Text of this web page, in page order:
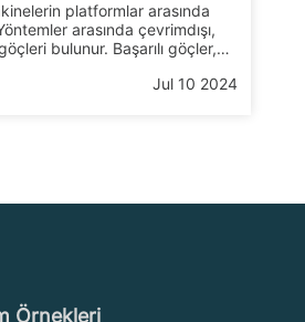
platformlar arasında
arasında çevrimdışı,
bulunur. Başarılı göçler,
kesintisiz işlemeyi
sağlar.
Jul 10 2024
Örnekleri